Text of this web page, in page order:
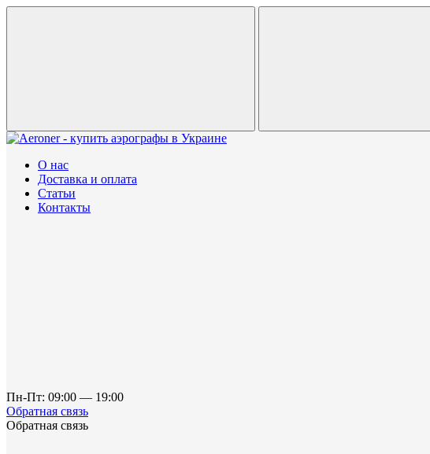
О нас
Доставка и оплата
Статьи
Контакты
Пн-Пт: 09:00 — 19:00
Обратная связь
Обратная связь